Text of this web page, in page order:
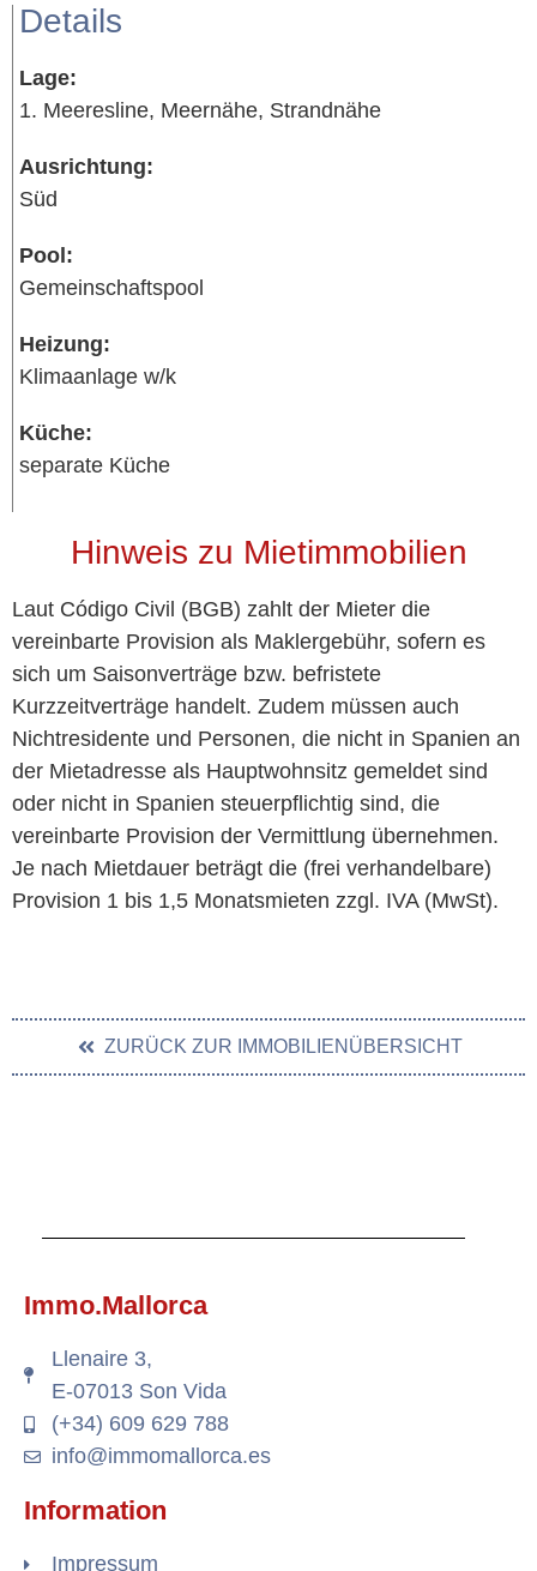
Details
Lage:
1. Meeresline, Meernähe, Strandnähe
Ausrichtung:
Süd
Pool:
Gemeinschaftspool
Heizung:
Klimaanlage w/k
Küche:
separate Küche
Hinweis zu Mietimmobilien
Laut Código Civil (BGB) zahlt der Mieter die
vereinbarte Provision als Maklergebühr, sofern es
sich um Saisonverträge bzw. befristete
Kurzzeitverträge handelt. Zudem müssen auch
Nichtresidente und Personen, die nicht in Spanien an
der Mietadresse als Hauptwohnsitz gemeldet sind
oder nicht in Spanien steuerpflichtig sind, die
vereinbarte Provision der Vermittlung übernehmen.
Je nach Mietdauer beträgt die (frei verhandelbare)
Provision 1 bis 1,5 Monatsmieten zzgl. IVA (MwSt).
ZURÜCK ZUR IMMOBILIENÜBERSICHT
Immo.Mallorca
Llenaire 3,
E-07013 Son Vida
(+34) 609 629 788
info@immomallorca.es
Information
Impressum